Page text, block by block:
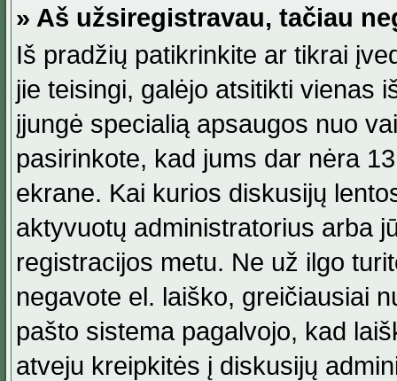
» Aš užsiregistravau, tačiau
Iš pradžių patikrinkite ar tikrai
jie teisingi, galėjo atsitikti vienas
įjungė specialią apsaugos nuo
pasirinkote, kad jums dar nėra
ekrane. Kai kurios diskusijų
aktyvuotų administratorius arba
registracijos metu. Ne už ilgo
negavote el. laiško, greičiausiai
pašto sistema pagalvojo, kad
atveju kreipkitės į diskusijų